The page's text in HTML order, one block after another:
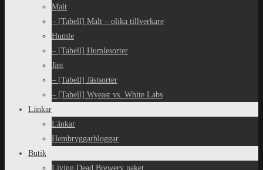
Malt
– [Tabell] Malt – olika tillverkare
Humle
– [Tabell] Humlesorter
Jäst
– [Tabell] Jästsorter
– [Tabell] Wyeast vs. White Labs
Länkar
Länkar
Hembryggarbloggar
Butik
Living Dead Brewery paket